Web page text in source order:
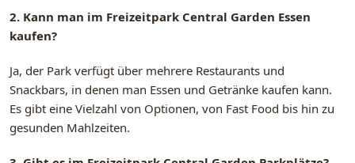
2. Kann man im Freizeitpark Central Garden Essen
kaufen?
Ja, der Park verfügt über mehrere Restaurants und
Snackbars, in denen man Essen und Getränke kaufen kann.
Es gibt eine Vielzahl von Optionen, von Fast Food bis hin zu
gesunden Mahlzeiten.